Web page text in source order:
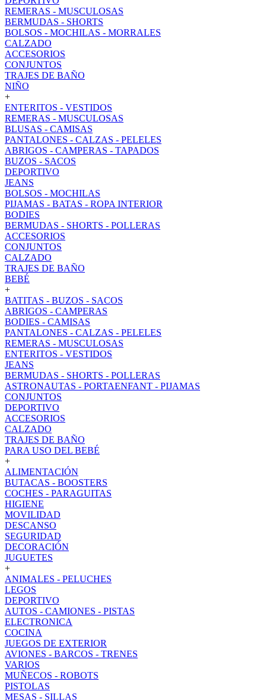
REMERAS - MUSCULOSAS
BERMUDAS - SHORTS
BOLSOS - MOCHILAS - MORRALES
CALZADO
ACCESORIOS
CONJUNTOS
TRAJES DE BAÑO
NIÑO
+
ENTERITOS - VESTIDOS
REMERAS - MUSCULOSAS
BLUSAS - CAMISAS
PANTALONES - CALZAS - PELELES
ABRIGOS - CAMPERAS - TAPADOS
BUZOS - SACOS
DEPORTIVO
JEANS
BOLSOS - MOCHILAS
PIJAMAS - BATAS - ROPA INTERIOR
BODIES
BERMUDAS - SHORTS - POLLERAS
ACCESORIOS
CONJUNTOS
CALZADO
TRAJES DE BAÑO
BEBÉ
+
BATITAS - BUZOS - SACOS
ABRIGOS - CAMPERAS
BODIES - CAMISAS
PANTALONES - CALZAS - PELELES
REMERAS - MUSCULOSAS
ENTERITOS - VESTIDOS
JEANS
BERMUDAS - SHORTS - POLLERAS
ASTRONAUTAS - PORTAENFANT - PIJAMAS
CONJUNTOS
DEPORTIVO
ACCESORIOS
CALZADO
TRAJES DE BAÑO
PARA USO DEL BEBÉ
+
ALIMENTACIÓN
BUTACAS - BOOSTERS
COCHES - PARAGUITAS
HIGIENE
MOVILIDAD
DESCANSO
SEGURIDAD
DECORACIÓN
JUGUETES
+
ANIMALES - PELUCHES
LEGOS
DEPORTIVO
AUTOS - CAMIONES - PISTAS
ELECTRONICA
COCINA
JUEGOS DE EXTERIOR
AVIONES - BARCOS - TRENES
VARIOS
MUÑECOS - ROBOTS
PISTOLAS
MESAS - SILLAS